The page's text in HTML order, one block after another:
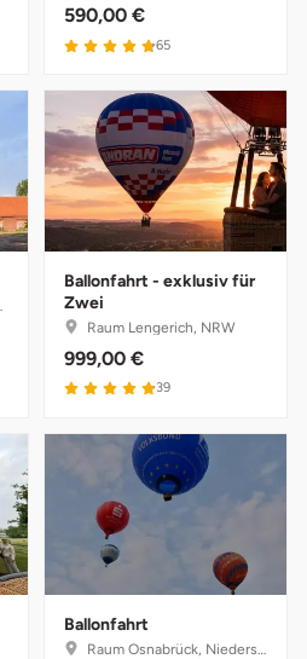
590,00 €
65
Ballonfahrt - exklusiv für
Zwei
Raum Lengerich, NRW
999,00 €
39
Ballonfahrt
Raum Osnabrück, Niedersachsen